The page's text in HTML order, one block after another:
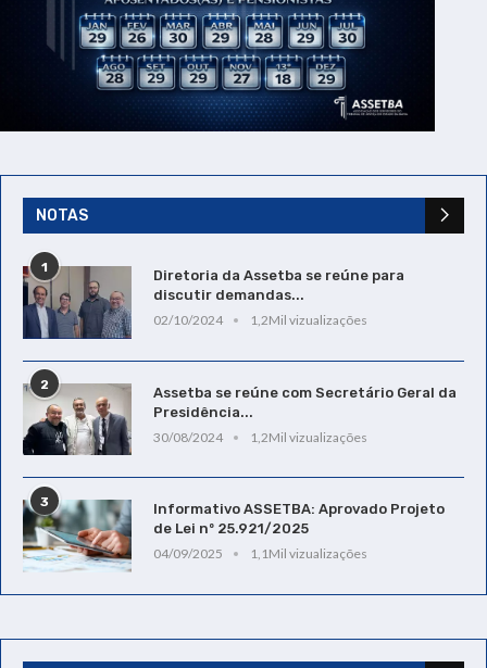
NOTAS
1
Diretoria da Assetba se reúne para
discutir demandas...
02/10/2024
1,2Mil vizualizações
2
Assetba se reúne com Secretário Geral da
Presidência...
30/08/2024
1,2Mil vizualizações
3
Informativo ASSETBA: Aprovado Projeto
de Lei nº 25.921/2025
04/09/2025
1,1Mil vizualizações